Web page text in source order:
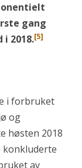
gang
2018.[5]
i forbruket
og
høsten 2018
konkluderte
av